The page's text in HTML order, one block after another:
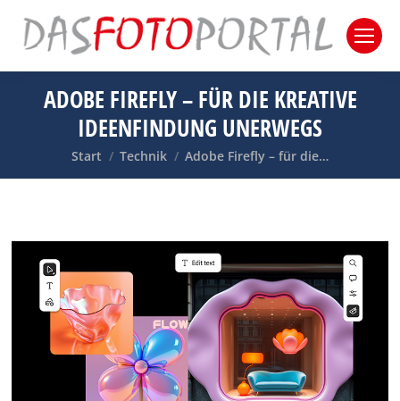
ADOBE FIREFLY – FÜR DIE KREATIVE
IDEENFINDUNG UNERWEGS
Sie befinden sich hier:
Start Technik Adobe Firefly – für die…